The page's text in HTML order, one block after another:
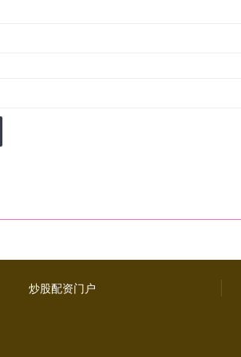
炒股配资门户